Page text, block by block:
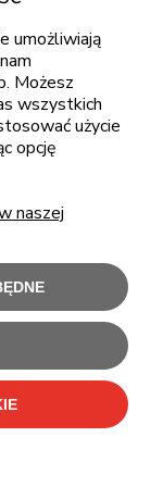
plików cookies.
komputery biurowe.
umożliwiają
Możesz
wszystkich
użycie
opcję
naszej